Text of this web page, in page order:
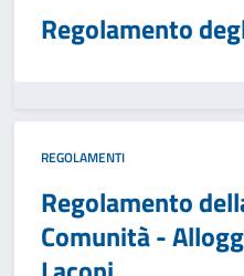
Regolamento
REGOLAMENTI
Regolamento
Comunità -